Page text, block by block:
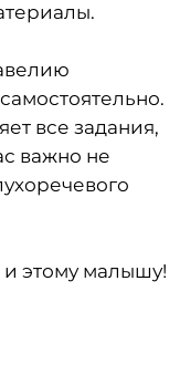
все задания,
важно не
этому малышу!